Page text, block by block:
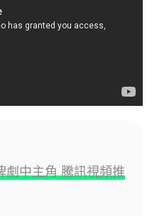
劇中主角 騰訊視頻推